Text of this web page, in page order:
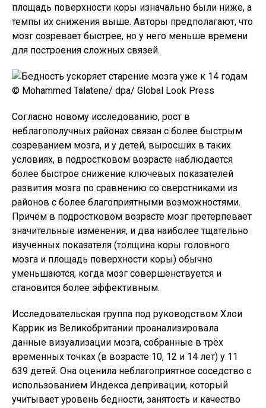
площадь поверхности коры изначально были ниже, а
темпы их снижения выше. Авторы предполагают, что
мозг созревает быстрее, но у него меньше времени
для построения сложных связей.
© Mohammed Talatene/ dpa/ Global Look Press
Согласно новому исследованию, рост в
неблагополучных районах связан с более быстрым
созреванием мозга, и у детей, выросших в таких
условиях, в подростковом возрасте наблюдается
более быстрое снижение ключевых показателей
развития мозга по сравнению со сверстниками из
районов с более благоприятными возможностями.
Причём в подростковом возрасте мозг претерпевает
значительные изменения, и два наиболее тщательно
изученных показателя (толщина коры головного
мозга и площадь поверхности коры) обычно
уменьшаются, когда мозг совершенствуется и
становится более эффективным.
Исследовательская группа под руководством Хлои
Каррик из Великобритании проанализировала
данные визуализации мозга, собранные в трёх
временных точках (в возрасте 10, 12 и 14 лет) у 11
639 детей. Она оценила неблагоприятное соседство с
использованием Индекса депривации, который
учитывает уровень бедности, занятость и качество